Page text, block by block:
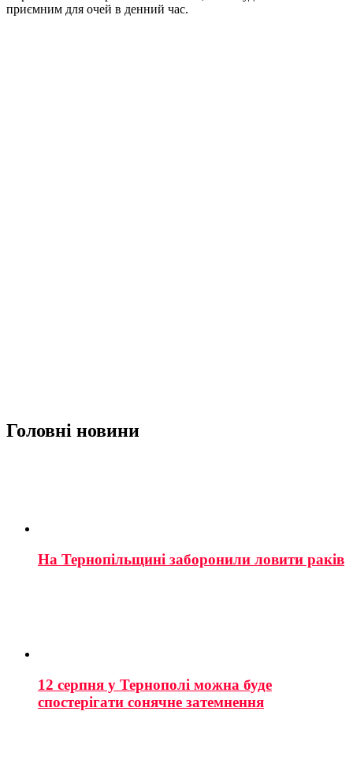
приємним для очей в денний час.
Головні новини
На Тернопільщині заборонили ловити раків
12 серпня у Тернополі можна буде
спостерігати сонячне затемнення